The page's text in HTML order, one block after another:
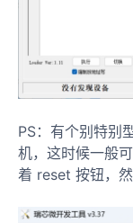
PS：有个别特别
机，这时候一般
着 reset 按钮，